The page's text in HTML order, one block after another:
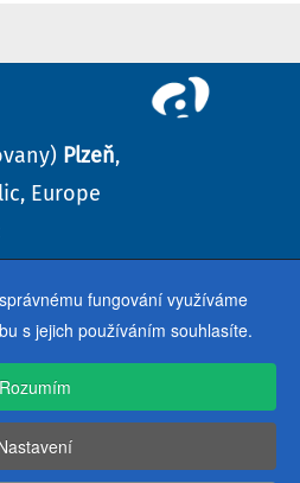
Plzeň,
Europe
další kontakty
2026| webdesign studio, Plzeň
fungování využíváme
s jejich používáním souhlasíte.
Rozumím